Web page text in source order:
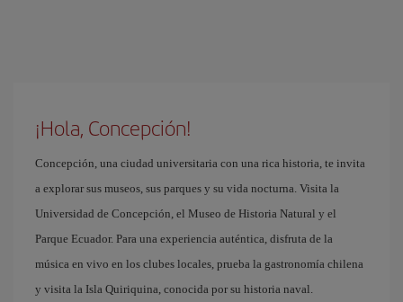
¡Hola, Concepción!
Concepción, una ciudad universitaria con una rica historia, te invita
a explorar sus museos, sus parques y su vida nocturna. Visita la
Universidad de Concepción, el Museo de Historia Natural y el
Parque Ecuador. Para una experiencia auténtica, disfruta de la
música en vivo en los clubes locales, prueba la gastronomía chilena
y visita la Isla Quiriquina, conocida por su historia naval.